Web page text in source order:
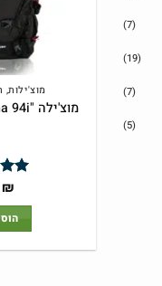
(7)
(19)
(7)
(5)
מוצ'ילות,
מוצ'ילה "One House "Kuna 94i
דורג
₪